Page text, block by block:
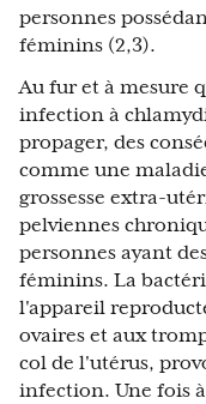
personnes
féminins (2,3).
Au fur et à mesure
infection à
propager, des
comme une
grossesse extra-
pelviennes
personnes ayant
féminins. La
l'appareil
ovaires et aux
col de l'utérus,
infection. Une fois